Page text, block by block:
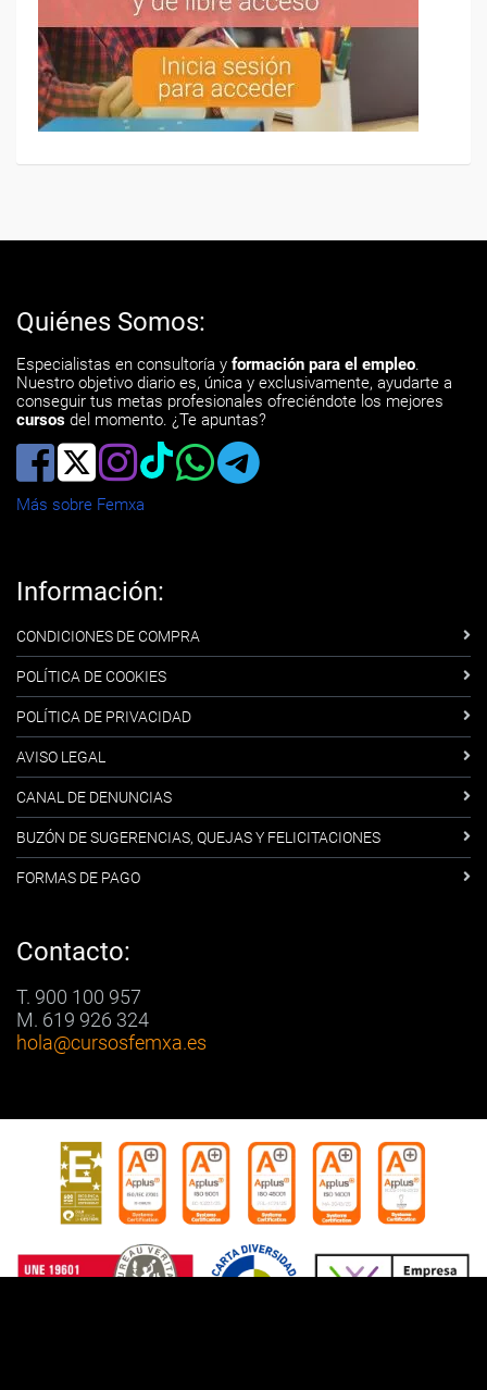
Quiénes Somos:
Especialistas en consultoría y formación para el empleo.
Nuestro objetivo diario es, única y exclusivamente, ayudarte a
conseguir tus metas profesionales ofreciéndote los mejores
cursos del momento. ¿Te apuntas?
Más sobre Femxa
Información:
CONDICIONES DE COMPRA
POLÍTICA DE COOKIES
POLÍTICA DE PRIVACIDAD
AVISO LEGAL
CANAL DE DENUNCIAS
BUZÓN DE SUGERENCIAS, QUEJAS Y FELICITACIONES
FORMAS DE PAGO
Contacto:
T. 900 100 957
M. 619 926 324
hola@cursosfemxa.es